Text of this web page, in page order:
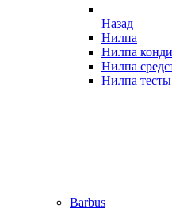
Назад
Нилпа
Нилпа
Нилпа
Нилпа тесты
Barbus